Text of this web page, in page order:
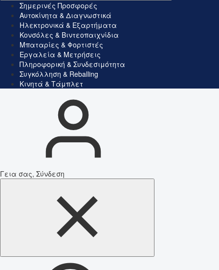
Σημερινές Προσφορές
Αυτοκίνητα & Διαγνωστικά
Ηλεκτρονικά & Εξαρτήματα
Κονσόλες & Βιντεοπαιχνίδια
Μπαταρίες & Φορτιστές
Εργαλεία & Μετρήσεις
Πληροφορική & Συνδεσιμότητα
Συγκόλληση & Reballing
Κινητά & Τάμπλετ
Γεια σας, Σύνδεση